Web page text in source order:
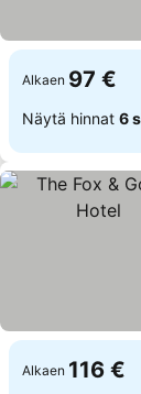
Alkaen 97 €
Näytä hinnat 6
Alkaen 116 €